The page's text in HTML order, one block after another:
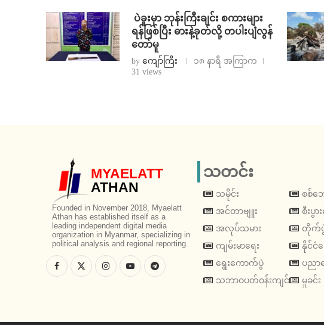
⁩ ⁨ပဲခူးမှာ ဘုန်းကြီးချင်း စကားများ
ရန်ဖြစ်ပြီး ဓားနဲ့ခုတ်လို့ တပါးပျံလွန်
တော်မူ
by ကျော်ကြီး
၁၈ နာရီ အကြာက
31 views
MYAELATT
ATHAN
Founded in November 2018, Myaelatt
Athan has established itself as a
leading independent digital media
organization in Myanmar, specializing in
political analysis and regional reporting.
သတင်း
သမိုင်း
အင်တာဗျူး
အလုပ်သမား
ကျမ်းမာရေး
ရွေးကောက်ပွဲ
သဘာဝပတ်ဝန်းကျင်
စစ်ဘ
စီးပွာ
တိုက်
နိုင်ငံရ
ပညာ
မှုခင်း